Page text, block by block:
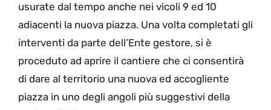
usurate dal tempo anche nei vicoli 9 ed 10
adiacenti la nuova piazza. Una volta completati gli
interventi da parte dell’Ente gestore, si è
proceduto ad aprire il cantiere che ci consentirà
di dare al territorio una nuova ed accogliente
piazza in uno degli angoli più suggestivi della